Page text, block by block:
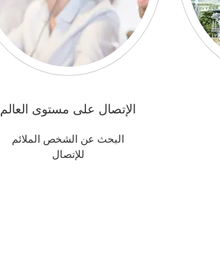
الإتصال على مستوى العالم
البحث عن الشخص الملائم
للإتصال